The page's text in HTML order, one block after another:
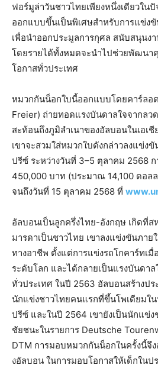
ฟอร์มูล่าวันชาวไทยเพียงหนึ่งเดียวใ
ออกแบบขึ้นเป็นพิเศษสำหรับการแข่ง
เพื่อนำออกประมูลการกุศล สนับสนุนง
โดยรายได้ทั้งหมดจะนำไปช่วยพัฒนา
โอกาสทั่วประเทศ
หมวกกันน็อกใบนี้ออกแบบโดยคาร์ลอต
Freier) ถ่ายทอดแรงบันดาลใจจากลว
สะท้อนถึงภูมิลำเนาของอัลบอนในเอเ
เขาจะสวมใส่หมวกใบดังกล่าวลงแข่ง
ปรีซ์ ระหว่างวันที่ 3–5 ตุลาคม 2568
450,000 บาท (ประมาณ 14,100 ดอล
จนถึงวันที่ 15 ตุลาคม 2568 ที่
อัลบอนเป็นลูกครึ่งไทย-อังกฤษ เกิดที่
มารดาเป็นชาวไทย เขาลงแข่งขันภา
ทางอาชีพ ตั้งแต่การแข่งรถโกคาร์ทเมื่
ระดับโลก และได้กลายเป็นแรงบันดาล
ทั่วประเทศ ในปี 2563 อัลบอนสร้างป
นักแข่งชาวไทยคนแรกที่ขึ้นโพเดียมใ
ปรีซ์ และในปี 2564 เขายังเป็นนักแข่
ชัยชนะในรายการ Deutsche
DTM การมอบหมวกกันน็อกในครั้งนี้จึ
งอัลบอน ในการมอบโอกาสให้เด็กในป